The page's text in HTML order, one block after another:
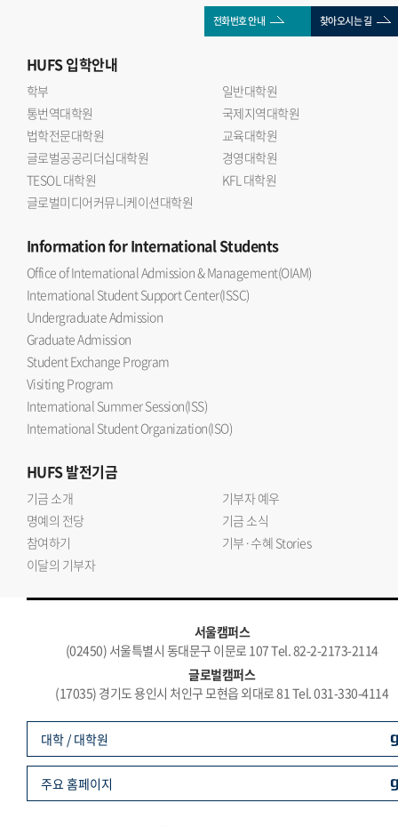
직업 구조 변화에 대한 우려가 제기되었으며, 청년 교류 확대를
등 구체적인 발전 과제도 도출되었다.좌장을 맡은 송예림
교수는 이번 라운드테이블은 양국 정부 기관이 청년 협력의
중요성에 주목하고 있음을 보여주는 자리 라며 디지털 전환과
AI 시대라는 변화 속에서 한국과 스페인의 청년들이 서로
소통하고 협력의 가능성을 모색했다는 점에서 큰 의의가 있다
고 밝혔다. 이어 이번 만남이 향후 지속적인 교류와 공동
프로젝트로 이어지는 출발점이 될 것 이라고 강조했다.한편,
이번 차세대 라운드테이블에는 우리 대학 스페인어과 최승연,
통번역대학원 한서과 주송라, 최혜림 학생이 선발되어 토론에
참여했다.
전화번호 안내 찾아오시는 길
HUFS입학안내
학부
일반대학원
통번역대학원
국제지역대학원
법학전문대학원
교육대학원
글로벌공공리더십대학원
경영대학원
TESOL 대학원
KFL 대학원
글로벌미디어커뮤니케이션대학원
Informationfor International Students
Office of International Admission & Management(OIAM)
International Student Support Center(ISSC)
Undergraduate Admission
Graduate Admission
Student Exchange Program
Visiting Program
International Summer Session(ISS)
International Student Organization(ISO)
HUFS발전기금
기금 소개
기부자 예우
명예의 전당
기금 소식
참여하기
기부·수혜 Stories
이달의 기부자
서울캠퍼스
(02450) 서울특별시 동대문구 이문로 107 Tel. 82-2-2173-2114
글로벌캠퍼스
(17035) 경기도 용인시 처인구 모현읍 외대로 81 Tel. 031-330-4114
대학 / 대학원
주요 홈페이지